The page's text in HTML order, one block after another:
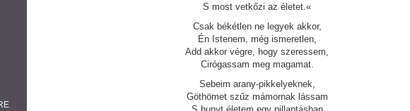
S most vetkőzi az életet.«
Csak békétlen ne legyek akkor,
Én Istenem, még ismeretlen,
Add akkor végre, hogy szeressem,
Cirógassam meg magamat.
Sebeim arany-pikkelyeknek,
Göthömet szűz mámornak lássam